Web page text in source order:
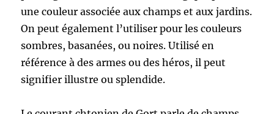
une couleur associée aux champs et aux jardins.
On peut également l’utiliser pour les couleurs
sombres, basanées, ou noires. Utilisé en
référence à des armes ou des héros, il peut
signifier illustre ou splendide.